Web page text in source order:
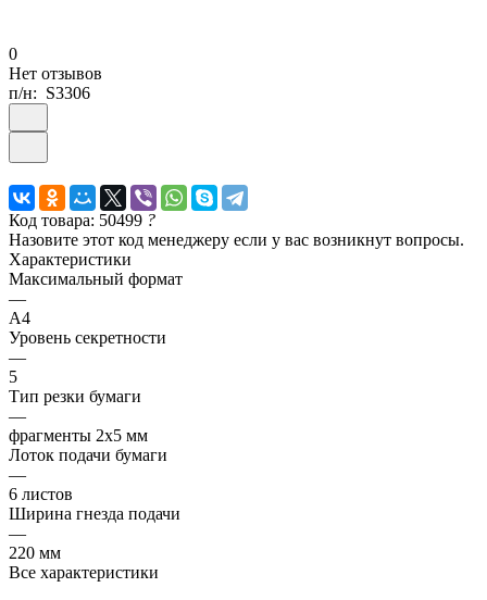
0
Нет отзывов
п/н: S3306
Код товара: 50499 ?
Назовите этот код менеджеру если у вас возникнут вопросы.
Характеристики
Максимальный формат
—
А4
Уровень секретности
—
5
Тип резки бумаги
—
фрагменты 2х5 мм
Лоток подачи бумаги
—
6 листов
Ширина гнезда подачи
—
220 мм
Все характеристики